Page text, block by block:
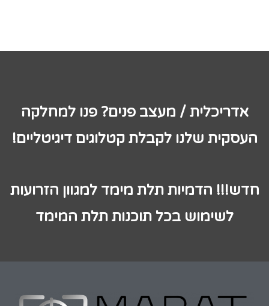
אדריכלית / מעצב פנים? פנו למחלקה
העסקית שלנו לקבלת קטלוגים דיגיטליים!
חדש!!! הדמיות תלת מימד למגוון הזרועות
לשימוש בכל תוכנות תלת המימד